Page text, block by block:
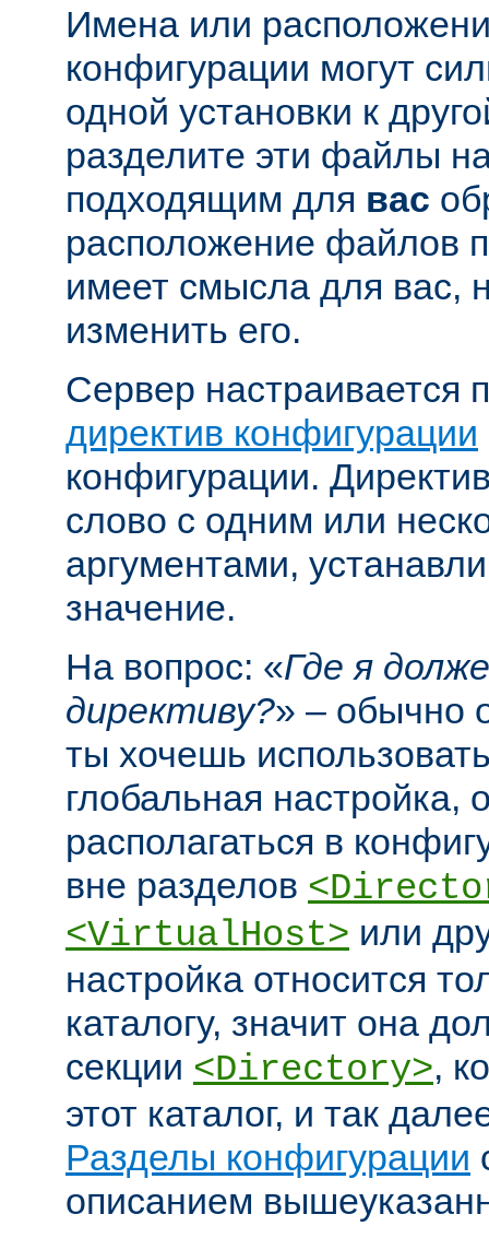
Имена или
конфигурации могут
одной установки к
разделите эти файлы
подходящим для вас
расположение файлов
имеет смысла для вас,
изменить его.
Сервер настраивается
директив конфигурации
конфигурации.
слово с одним или
аргументами,
значение.
На вопрос: «Где я
директиву?» – обычно
ты хочешь
глобальная настройка,
располагаться в
вне разделов
<VirtualHost> или
настройка относится
каталогу, значит она
секции <Directory>,
этот каталог, и так
Разделы конфигурации
описанием